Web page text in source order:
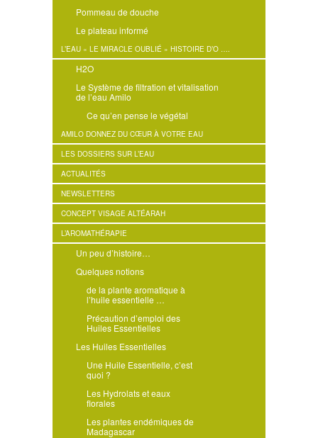
Pommeau de douche
Le plateau informé
L’EAU « LE MIRACLE OUBLIÉ » HISTOIRE D’O ….
H2O
Le Système de filtration et vitalisation
de l’eau Amilo
Ce qu’en pense le végétal
AMILO DONNEZ DU CŒUR À VOTRE EAU
LES DOSSIERS SUR L’EAU
ACTUALITÉS
NEWSLETTERS
CONCEPT VISAGE ALTÉARAH
L’AROMATHÉRAPIE
Un peu d’histoire…
Quelques notions
de la plante aromatique à
l’huile essentielle …
Précaution d’emploi des
Huiles Essentielles
Les Huiles Essentielles
Une Huile Essentielle, c’est
quoi ?
Les Hydrolats et eaux
florales
Les plantes endémiques de
Madagascar